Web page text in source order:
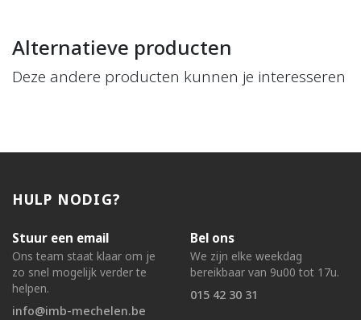
Alternatieve producten
Deze andere producten kunnen je interesseren
HULP NODIG?
Stuur een email
Ons team staat klaar om je
zo snel mogelijk verder te
helpen.
info@imb-mechelen.be
Bel ons
We zijn elke weekdag
bereikbaar van 9u00 tot 17u.
015 42 30 31